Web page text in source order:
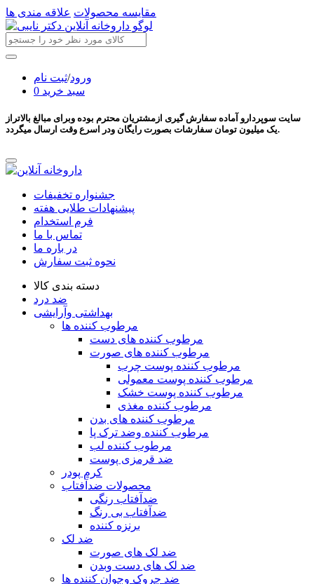
مقایسه محصولات علاقه مندی ها
ورود/ثبت نام
سبد خرید 0
سایت سوپردارو آماده سفارش گیری ازمشتریان محترم بوده وبرای مبالغ بالاتراز
یک میلیون تومان سفارشات بصورت رایگان ودر اسرع وقت ارسال میگردد.
جشنواره تخفیفات
پیشنهادات طلایی هفته
فرم استخدام
تماس با ما
در باره ما
نحوه ثبت سفارش
دسته بندی کالا
ضد درد
بهداشتی وآرایشی
مرطوب کننده ها
مرطوب کننده های دست
مرطوب کننده های صورت
مرطوب کننده پوست چرب
مرطوب کننده پوست معمولی
مرطوب کننده پوست خشک
مرطوب کننده مغذی
مرطوب کننده های بدن
مرطوب کننده وضد ترک پا
مرطوب کننده لب
ضد قرمزی پوست
کرم پودر
محصولات ضدآفتاب
ضدآفتاب رنگی
ضدآفتاب بی رنگ
برنزه کننده
ضد لک
ضد لک های صورت
ضد لک های دست وبدن
ضد چروک وجوان کننده ها